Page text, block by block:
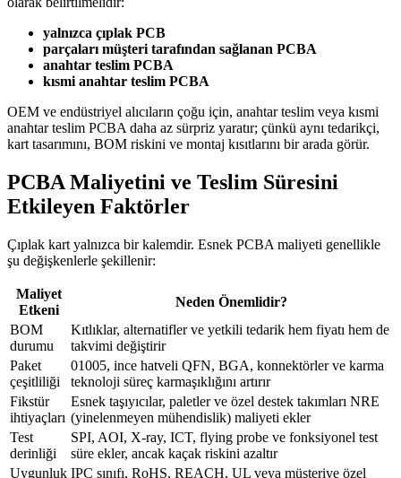
yalnızca çıplak PCB
parçaları müşteri tarafından sağlanan PCBA
anahtar teslim PCBA
kısmi anahtar teslim PCBA
OEM ve endüstriyel alıcıların çoğu için, anahtar teslim veya kısmi
anahtar teslim PCBA daha az sürpriz yaratır; çünkü aynı tedarikçi,
kart tasarımını, BOM riskini ve montaj kısıtlarını bir arada görür.
PCBA Maliyetini ve Teslim Süresini
Etkileyen Faktörler
Çıplak kart yalnızca bir kalemdir. Esnek PCBA maliyeti genellikle
şu değişkenlerle şekillenir:
Maliyet
Etkeni
Neden Önemlidir?
BOM
durumu
Kıtlıklar, alternatifler ve yetkili tedarik hem fiyatı hem de
takvimi değiştirir
Paket
çeşitliliği
01005, ince hatveli QFN, BGA, konnektörler ve karma
teknoloji süreç karmaşıklığını artırır
Fikstür
ihtiyaçları
Esnek taşıyıcılar, paletler ve özel destek takımları NRE
(yinelenmeyen mühendislik) maliyeti ekler
Test
derinliği
SPI, AOI, X-ray, ICT, flying probe ve fonksiyonel test
süre ekler, ancak kaçak riskini azaltır
Uygunluk IPC sınıfı, RoHS, REACH, UL veya müşteriye özel